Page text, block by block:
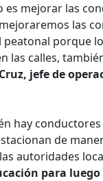
es mejorar las
las
peatonal porque
las calles,
jefe de
hay
de
autoridades
para